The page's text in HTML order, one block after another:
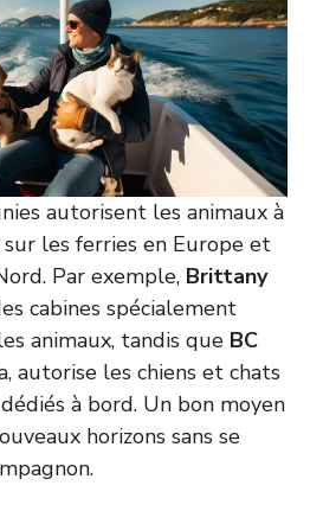
autorisent les animaux à
les ferries en Europe et
Par exemple, Brittany
cabines spécialement
animaux, tandis que BC
autorise les chiens et chats
à bord. Un bon moyen
horizons sans se